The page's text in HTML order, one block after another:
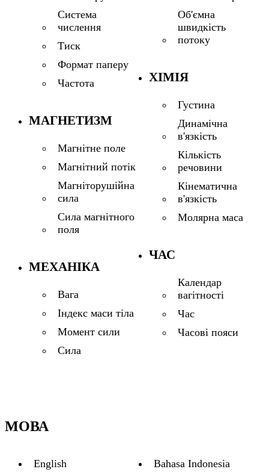
Система
числення
Тиск
Формат паперу
Частота
МАГНЕТИЗМ
Магнітне поле
Магнітний потік
Магніторушійна
сила
Сила магнітного
поля
МЕХАНІКА
Вага
Індекс маси тіла
Момент сили
Сила
Об'ємна
швидкість
потоку
ХІМІЯ
Густина
Динамічна
в'язкість
Кількість
речовини
Кінематична
в'язкість
Молярна маса
ЧАС
Календар
вагітності
Час
Часові пояси
МОВА
English
Bahasa Indonesia